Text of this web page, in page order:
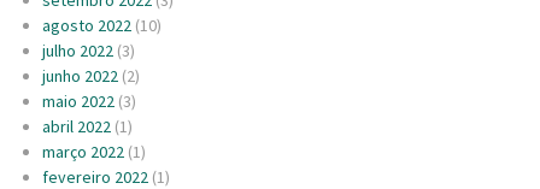
agosto 2022 (10)
julho 2022 (3)
junho 2022 (2)
maio 2022 (3)
abril 2022 (1)
março 2022 (1)
fevereiro 2022 (1)